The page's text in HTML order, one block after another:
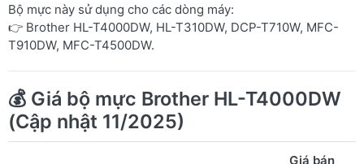
Bộ mực này sử dụng cho các dòng máy:
👉 Brother HL-T4000DW, HL-T310DW, DCP-T710W, MFC-
T910DW, MFC-T4500DW.
💰 Giá bộ mực Brother HL-T4000DW
(Cập nhật 11/2025)
Giá bán